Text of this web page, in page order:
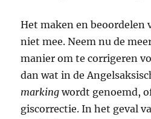
Het maken en beoordelen
niet mee. Neem nu de
manier om te corrigeren
dan wat in de
marking wordt genoemd,
giscorrectie. In het geval